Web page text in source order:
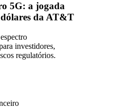
5G: a jogada
dólares da AT&T
investidores,
regulatórios.